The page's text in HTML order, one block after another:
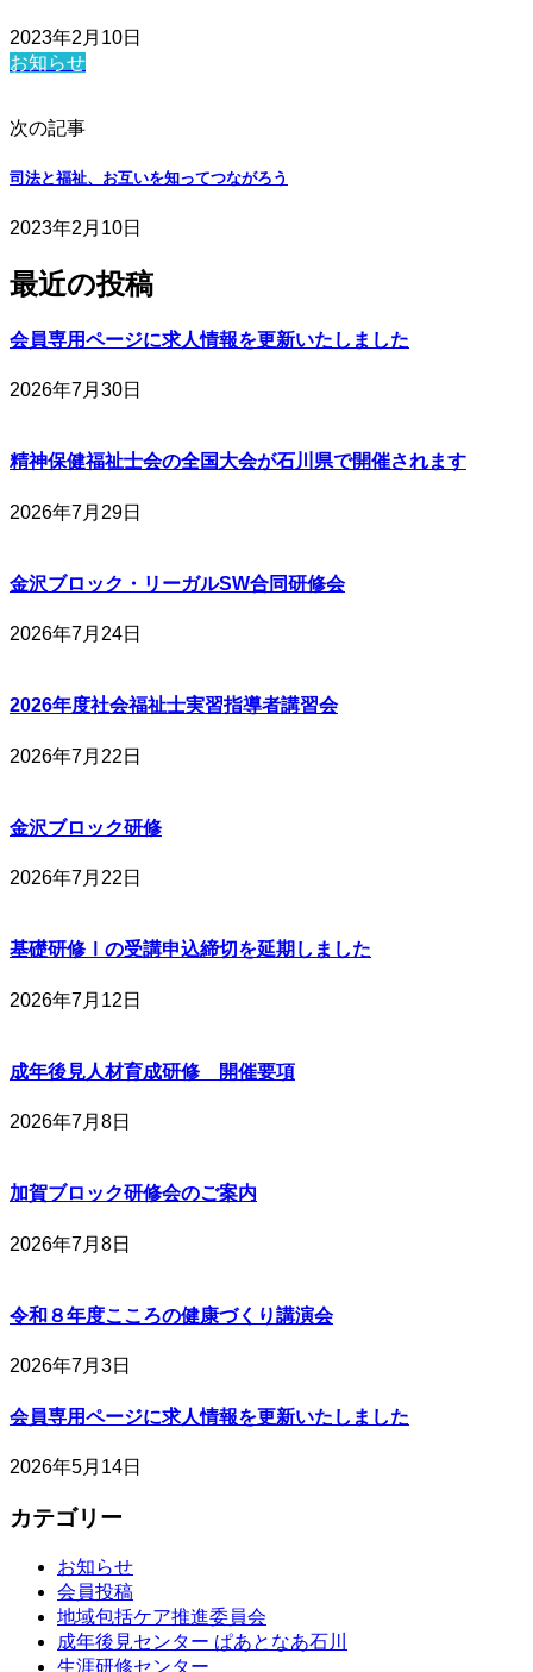
2023年2月10日
お知らせ
次の記事
司法と福祉、お互いを知ってつながろう
2023年2月10日
最近の投稿
会員専用ページに求人情報を更新いたしました
2026年7月30日
精神保健福祉士会の全国大会が石川県で開催されます
2026年7月29日
金沢ブロック・リーガルSW合同研修会
2026年7月24日
2026年度社会福祉士実習指導者講習会
2026年7月22日
金沢ブロック研修
2026年7月22日
基礎研修Ⅰの受講申込締切を延期しました
2026年7月12日
成年後見人材育成研修 開催要項
2026年7月8日
加賀ブロック研修会のご案内
2026年7月8日
令和８年度こころの健康づくり講演会
2026年7月3日
会員専用ページに求人情報を更新いたしました
2026年5月14日
カテゴリー
お知らせ
会員投稿
地域包括ケア推進委員会
成年後見センター ぱあとなあ石川
生涯研修センター